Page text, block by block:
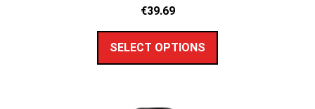
€39.69
SELECT OPTIONS